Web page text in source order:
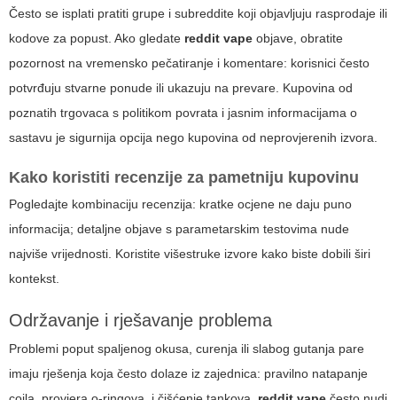
Često se isplati pratiti grupe i subreddite koji objavljuju rasprodaje ili
kodove za popust. Ako gledate reddit vape objave, obratite
pozornost na vremensko pečatiranje i komentare: korisnici često
potvrđuju stvarne ponude ili ukazuju na prevare. Kupovina od
poznatih trgovaca s politikom povrata i jasnim informacijama o
sastavu je sigurnija opcija nego kupovina od neprovjerenih izvora.
Kako koristiti recenzije za pametniju kupovinu
Pogledajte kombinaciju recenzija: kratke ocjene ne daju puno
informacija; detaljne objave s parametarskim testovima nude
najviše vrijednosti. Koristite višestruke izvore kako biste dobili širi
kontekst.
Održavanje i rješavanje problema
Problemi poput spaljenog okusa, curenja ili slabog gutanja pare
imaju rješenja koja često dolaze iz zajednica: pravilno natapanje